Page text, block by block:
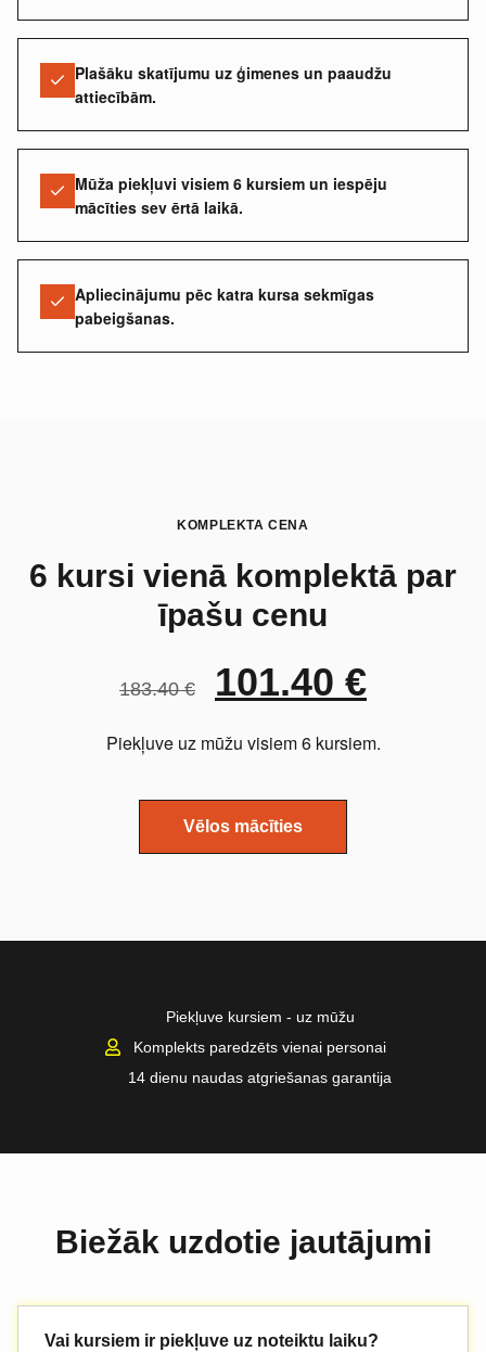
Plašāku skatījumu uz ģimenes un paaudžu
attiecībām.
Mūža piekļuvi visiem 6 kursiem un iespēju
mācīties sev ērtā laikā.
Apliecinājumu pēc katra kursa sekmīgas
pabeigšanas.
KOMPLEKTA CENA
6 kursi vienā komplektā par
īpašu cenu
183.40€ 101.40 €
Piekļuve uz mūžu visiem 6 kursiem.
Vēlos mācīties
Piekļuve kursiem - uz mūžu
Komplekts paredzēts vienai personai
14 dienu naudas atgriešanas garantija
Biežāk uzdotie jautājumi
Vai kursiem ir piekļuve uz noteiktu laiku?